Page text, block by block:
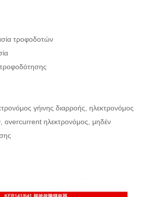
τροφοδοτών
γήινης διαρροής, ηλεκτρονόμος
overcurrent ηλεκτρονόμος, μηδέν